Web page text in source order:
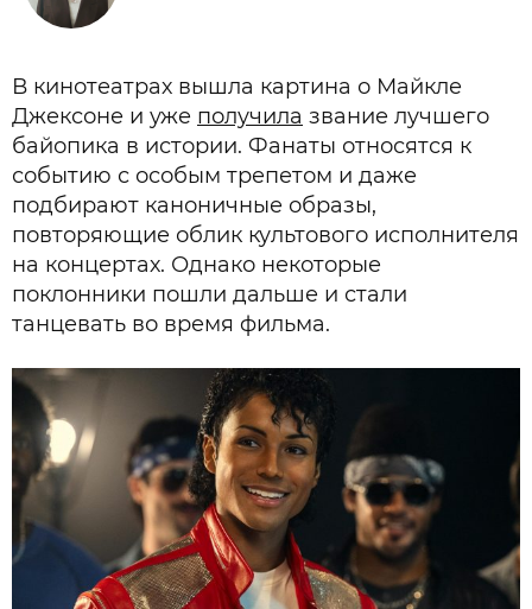
В кинотеатрах вышла картина о Майкле
Джексоне и уже получила звание лучшего
байопика в истории. Фанаты относятся к
событию с особым трепетом и даже
подбирают каноничные образы,
повторяющие облик культового исполнителя
на концертах. Однако некоторые
поклонники пошли дальше и стали
танцевать во время фильма.